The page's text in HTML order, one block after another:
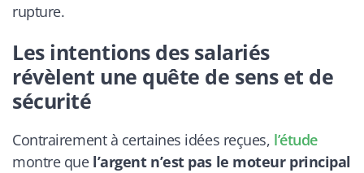
rupture.
Les intentions des salariés
révèlent une quête de sens et de
sécurité
Contrairement à certaines idées reçues, l’étude
montre que l’argent n’est pas le moteur principal